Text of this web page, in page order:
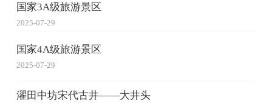
国家3A级旅游景区
2025-07-29
国家4A级旅游景区
2025-07-29
濯田中坊宋代古井——大井头